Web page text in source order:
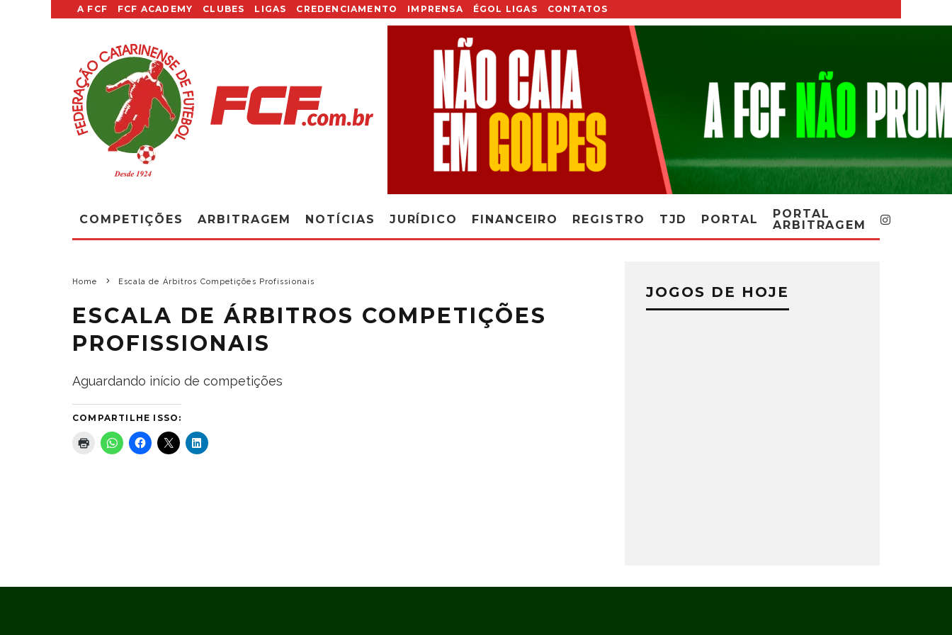
A FCF FCF ACADEMY CLUBES LIGAS CREDENCIAMENTO IMPRENSA ÉGOL LIGAS CONTATOS
COMPETIÇÕES ARBITRAGEM NOTÍCIAS JURÍDICO FINANCEIRO REGISTRO TJD PORTAL
PORTAL
ARBITRAGEM
Home Escala de Árbitros Competições Profissionais
ESCALA DE ÁRBITROS COMPETIÇÕES
PROFISSIONAIS
Aguardando início de competições
COMPARTILHE ISSO:
JOGOS DE HOJE